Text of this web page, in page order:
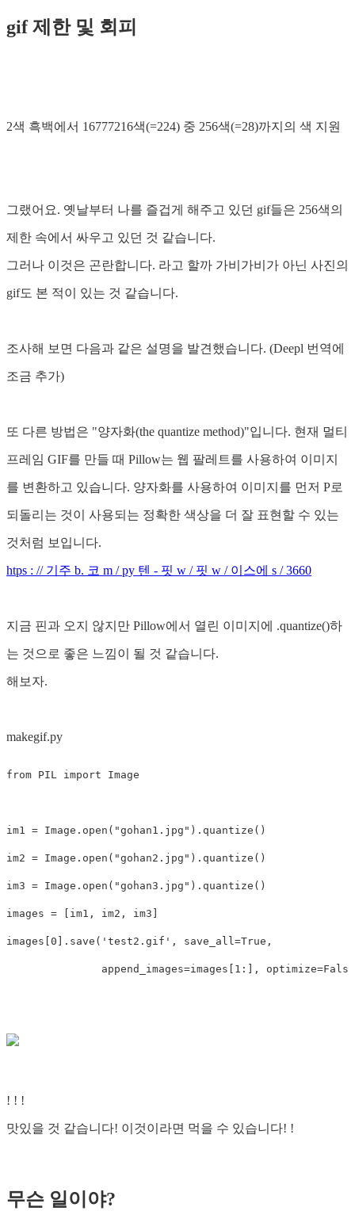
gif 제한 및 회피
2색 흑백에서 16777216색(=224) 중 256색(=28)까지의 색 지원
그랬어요. 옛날부터 나를 즐겁게 해주고 있던 gif들은 256색의
제한 속에서 싸우고 있던 것 같습니다.
그러나 이것은 곤란합니다. 라고 할까 가비가비가 아닌 사진의
gif도 본 적이 있는 것 같습니다.
조사해 보면 다음과 같은 설명을 발견했습니다. (Deepl 번역에
조금 추가)
또 다른 방법은 "양자화(the quantize method)"입니다. 현재 멀티
프레임 GIF를 만들 때 Pillow는 웹 팔레트를 사용하여 이미지
를 변환하고 있습니다. 양자화를 사용하여 이미지를 먼저 P로
되돌리는 것이 사용되는 정확한 색상을 더 잘 표현할 수 있는
것처럼 보입니다.
htps : // 기주 b. 코 m / py 텐 - 핏 w / 핏 w / 이스에 s / 3660
지금 핀과 오지 않지만 Pillow에서 열린 이미지에 .quantize()하
는 것으로 좋은 느낌이 될 것 같습니다.
해보자.
makegif.py
from PIL import Image
im1 = Image . open ( "gohan1.jpg" ). quantize ()
im2 = Image . open ( "gohan2.jpg" ). quantize ()
im3 = Image . open ( "gohan3.jpg" ). quantize ()
images = im1 , im2 , im3
images 0 ]. save ( 'test2.gif' , save_all=True ,
append_images=images 1 :], optimize=False
! ! !
맛있을 것 같습니다! 이것이라면 먹을 수 있습니다! !
무슨 일이야?